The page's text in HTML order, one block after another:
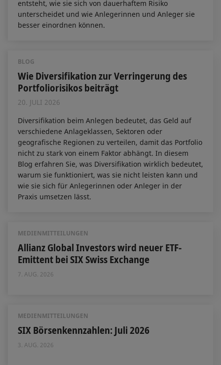
entsteht, wie sie sich von dauerhaftem Risiko
unterscheidet und wie Anlegerinnen und Anleger sie
besser einordnen können.
BLOG
Wie Diversifikation zur Verringerung des
Portfoliorisikos beiträgt
20. JULI 2026
Diversifikation beim Anlegen bedeutet, das Geld auf
verschiedene Anlageklassen, Sektoren oder
geografische Regionen zu verteilen, damit das Portfolio
nicht zu stark von einem Faktor abhängt. In diesem
Blog erfahren Sie, was Diversifikation wirklich bedeutet,
warum sie funktioniert, was sie nicht leisten kann und
wie sie sich für Anlegerinnen oder Anleger in der
Praxis umsetzen lässt.
MEDIENMITTEILUNGEN
Allianz Global Investors wird neuer ETF-
Emittent bei SIX Swiss Exchange
7. AUG. 2026
MEDIENMITTEILUNGEN
SIX Börsenkennzahlen: Juli 2026
3. AUG. 2026